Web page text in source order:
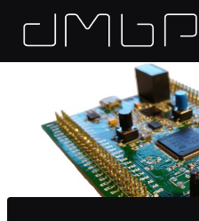
treści